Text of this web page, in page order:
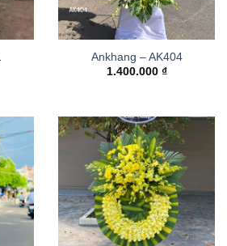
Ankhang – AK404
1.400.000 ₫